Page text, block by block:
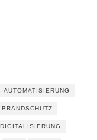
AUTOMATISIERUNG
BRANDSCHUTZ
DIGITALISIERUNG